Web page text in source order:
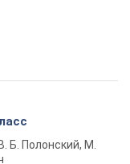
Б. Полонский, М.